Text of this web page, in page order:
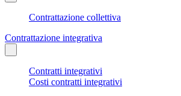
Contrattazione collettiva
Contrattazione integrativa
Contratti integrativi
Costi contratti integrativi